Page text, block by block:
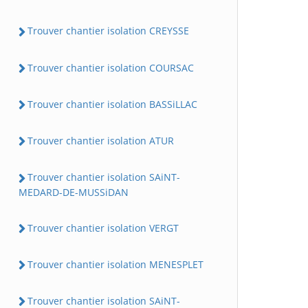
Trouver chantier isolation CREYSSE
Trouver chantier isolation COURSAC
Trouver chantier isolation BASSiLLAC
Trouver chantier isolation ATUR
Trouver chantier isolation SAiNT-
MEDARD-DE-MUSSiDAN
Trouver chantier isolation VERGT
Trouver chantier isolation MENESPLET
Trouver chantier isolation SAiNT-